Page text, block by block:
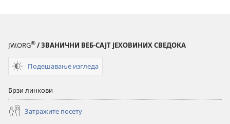
JW.ORG® / ЗВАНИЧНИ ВЕБ-САЈТ ЈЕХОВИНИХ СВЕДОКА
Подешавање изгледа
Брзи линкови
Затражите посету